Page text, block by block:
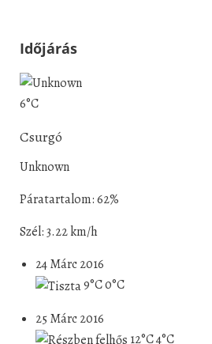
Időjárás
6°C
Csurgó
Unknown
Páratartalom: 62%
Szél: 3.22 km/h
24 Márc 2016
9°C0°C
25 Márc 2016
12°C4°C